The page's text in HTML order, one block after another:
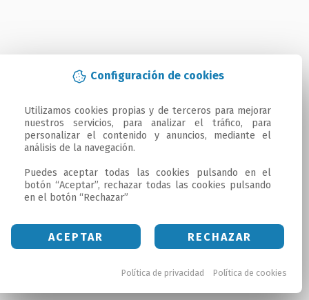
Configuración de cookies
Utilizamos cookies propias y de terceros para mejorar
nuestros servicios, para analizar el tráfico, para
personalizar el contenido y anuncios, mediante el
análisis de la navegación.
Puedes aceptar todas las cookies pulsando en el
botón “Aceptar”, rechazar todas las cookies pulsando
en el botón “Rechazar”
ACEPTAR RECHAZAR
Política de privacidad Política de cookies